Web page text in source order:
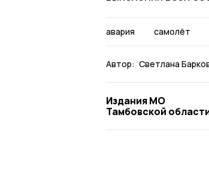
авария самолёт
Автор: Светлана
Издания МО
Тамбовской